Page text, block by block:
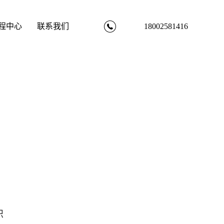
中心 联系我们 18002581416